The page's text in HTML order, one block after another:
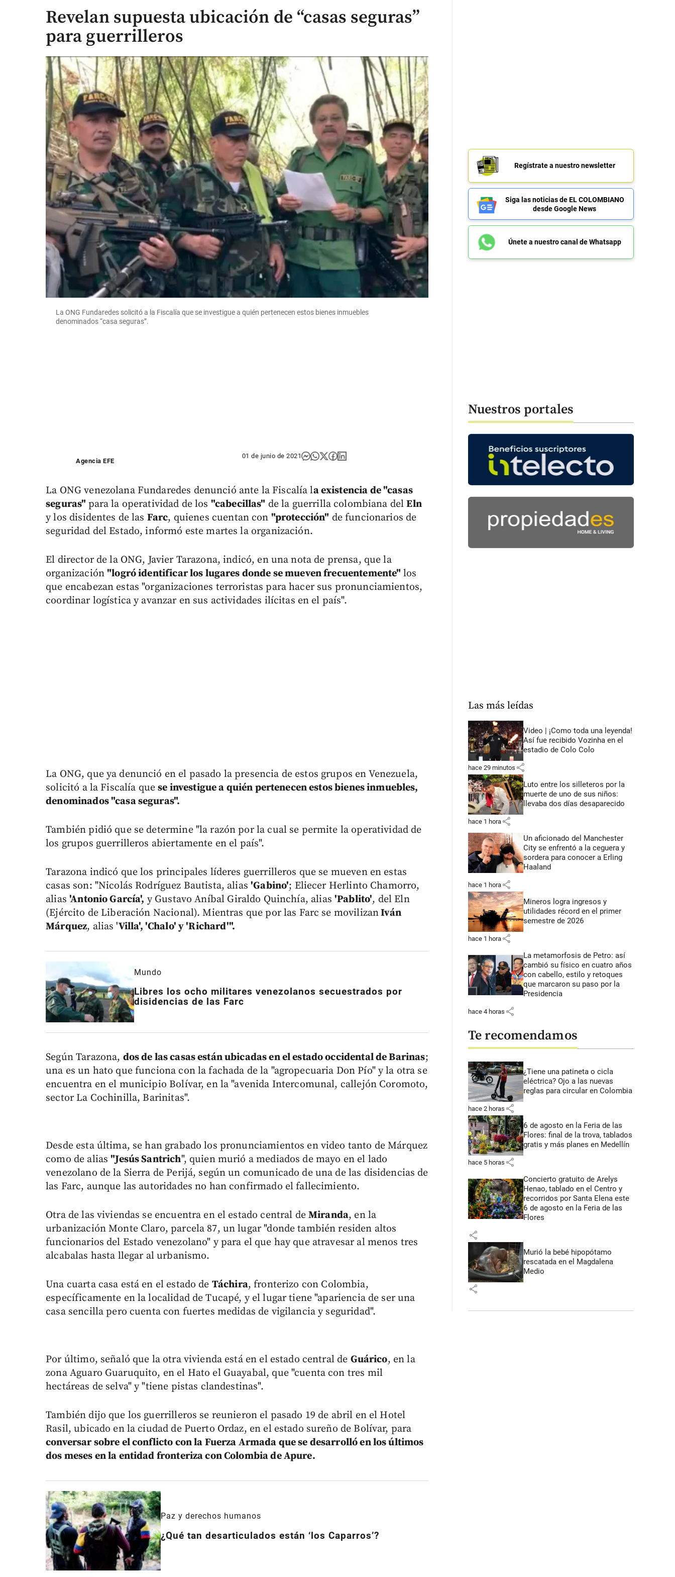
Revelan supuesta ubicación de “casas seguras”
para guerrilleros
La ONG Fundaredes solicitó a la Fiscalía que se investigue a quién pertenecen estos bienes inmuebles
denominados “casa seguras”.
Agencia EFE
01 de junio de 2021
La ONG venezolana Fundaredes denunció ante la Fiscalía la existencia de "casas
seguras" para la operatividad de los "cabecillas" de la guerrilla colombiana delEln
y los disidentes de las Farc, quienes cuentan con "protección" de funcionarios de
seguridad del Estado, informó este martes la organización.
El director de la ONG, Javier Tarazona, indicó, en una nota de prensa, que la
organización"logró identificar los lugares donde se mueven frecuentemente" los
que encabezan estas "organizaciones terroristas para hacer sus pronunciamientos,
coordinar logística y avanzar en sus actividades ilícitas en el país".
La ONG, que ya denunció en el pasado la presencia de estos grupos en Venezuela,
solicitó a la Fiscalía quese investigue a quién pertenecen estos bienes inmuebles,
denominados "casa seguras".
También pidió que se determine "la razón por la cual se permite la operatividad de
los grupos guerrilleros abiertamente en el país".
Tarazona indicó que los principales líderes guerrilleros que se mueven en estas
casas son: "Nicolás Rodríguez Bautista, alias'Gabino'; Eliecer Herlinto Chamorro,
alias'Antonio García', y Gustavo Aníbal Giraldo Quinchía, alias 'Pablito', del Eln
(Ejército de Liberación Nacional). Mientras que por las Farc se movilizanIván
Márquez, alias 'Villa', 'Chalo' y 'Richard'".
Mundo
Libres los ocho militares venezolanos secuestrados por
disidencias de las Farc
Según Tarazona, dos de las casas están ubicadas en el estado occidental de Barinas;
una es un hato que funciona con la fachada de la "agropecuaria Don Pío" y la otra se
encuentra en el municipio Bolívar, en la "avenida Intercomunal, callejón Coromoto,
sector La Cochinilla, Barinitas".
Desde esta última, se han grabado los pronunciamientos en video tanto de Márquez
como de alias"Jesús Santrich", quien murió a mediados de mayo en el lado
venezolano de la Sierra de Perijá, según un comunicado de una de las disidencias de
las Farc, aunque las autoridades no han confirmado el fallecimiento.
Otra de las viviendas se encuentra en el estado central deMiranda, en la
urbanización Monte Claro, parcela 87, un lugar "donde también residen altos
funcionarios del Estado venezolano" y para el que hay que atravesar al menos tres
alcabalas hasta llegar al urbanismo.
Una cuarta casa está en el estado de Táchira, fronterizo con Colombia,
específicamente en la localidad de Tucapé, y el lugar tiene "apariencia de ser una
casa sencilla pero cuenta con fuertes medidas de vigilancia y seguridad".
Por último, señaló que la otra vivienda está en el estado central de Guárico, en la
zona Aguaro Guaruquito, en el Hato el Guayabal, que "cuenta con tres mil
hectáreas de selva" y "tiene pistas clandestinas".
También dijo que los guerrilleros se reunieron el pasado 19 de abril en el Hotel
Rasil, ubicado en la ciudad de Puerto Ordaz, en el estado sureño de Bolívar, para
conversar sobre el conflicto con la Fuerza Armada que se desarrolló en los últimos
dos meses en la entidad fronteriza con Colombia de Apure.
Paz y derechos humanos
¿Qué tan desarticulados están ‘los Caparros’?
Regístrate a nuestro newsletter
Siga las noticias de EL COLOMBIANO
desde Google News
Únete a nuestro canal de Whatsapp
Nuestros portales
Las más leídas
Video | ¡Como toda una leyenda!
Así fue recibido Vozinha en el
estadio de Colo Colo
hace 29 minutos share
Luto entre los silleteros por la
muerte de uno de sus niños:
llevaba dos días desaparecido
hace 1 hora share
Un aficionado del Manchester
City se enfrentó a la ceguera y
sordera para conocer a Erling
Haaland
hace 1 hora share
Mineros logra ingresos y
utilidades récord en el primer
semestre de 2026
hace 1 hora share
La metamorfosis de Petro: así
cambió su físico en cuatro años
con cabello, estilo y retoques
que marcaron su paso por la
Presidencia
hace 4 horas share
Te recomendamos
¿Tiene una patineta o cicla
eléctrica? Ojo a las nuevas
reglas para circular en Colombia
hace 2 horas share
6 de agosto en la Feria de las
Flores: final de la trova, tablados
gratis y más planes en Medellín
hace 5 horas share
Concierto gratuito de Arelys
Henao, tablado en el Centro y
recorridos por Santa Elena este
6 de agosto en la Feria de las
Flores
share
Murió la bebé hipopótamo
rescatada en el Magdalena
Medio
share